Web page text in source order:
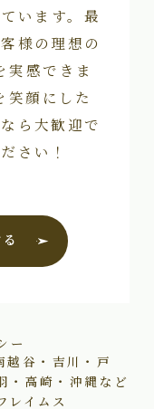
います。最
様の理想の
実感できま
笑顔にした
ら大歓迎で
さい！
ー
越谷・吉川・戸
・高崎・沖縄など
レイムス